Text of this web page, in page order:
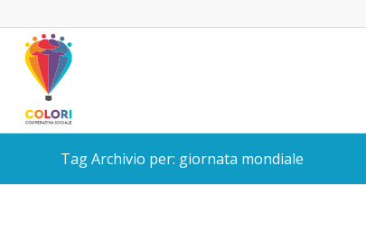
Tag Archivio per: giornata mondiale